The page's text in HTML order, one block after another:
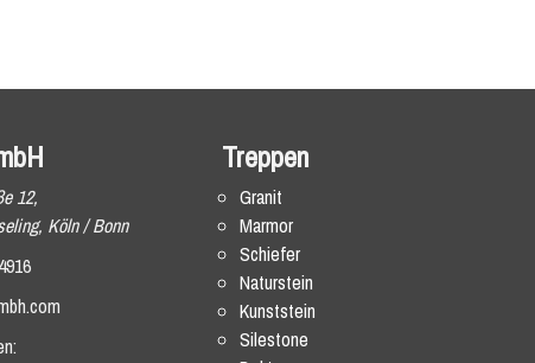
12,
Köln / Bonn
Treppen
Granit
Marmor
Schiefer
Naturstein
Kunststein
Silestone